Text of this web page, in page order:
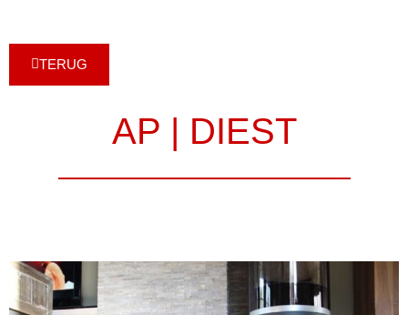
TERUG
AP | DIEST